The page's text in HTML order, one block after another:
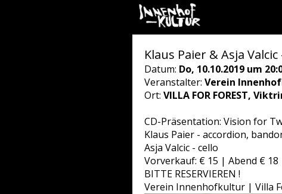
Klaus Paier & Asja
Datum: Do, 10.10.2019 um
Veranstalter: Verein
Ort: VILLA FOR FOREST,
CD-Präsentation: Vision for
Klaus Paier - accordion,
Asja Valcic - cello
Vorverkauf: € 15 | Abend € 18
BITTE RESERVIEREN !
Verein Innenhofkultur | Villa